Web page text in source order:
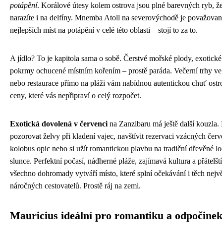
potápění. Korálové útesy kolem ostrova jsou plné barevných ryb,
narazíte i na delfíny. Mnemba Atoll na severovýchodě je
nejlepších míst na potápění v celé této oblasti – stojí to za to.
A jídlo? To je kapitola sama o sobě. Čerstvé mořské plody,
pokrmy ochucené místním kořením – prostě paráda. Večerní trhy
nebo restaurace přímo na pláži vám nabídnou autentickou chuť
ceny, které vás nepřipraví o celý rozpočet.
Exotická dovolená v červenci na Zanzibaru má ještě další kouzla.
pozorovat želvy při kladení vajec, navštívit rezervaci vzácných
kolobus opic nebo si užít romantickou plavbu na tradiční dřevěné
slunce. Perfektní počasí, nádherné pláže, zajímavá kultura a
všechno dohromady vytváří místo, které splní očekávání i těch
náročných cestovatelů. Prostě ráj na zemi.
Mauricius ideální pro romantiku a odpočinek